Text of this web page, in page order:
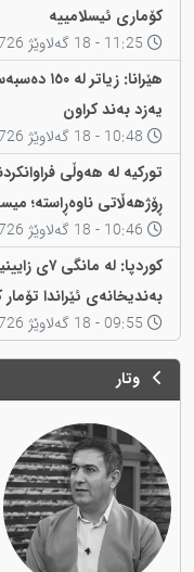
کۆماری ئیسلامییە
هێرانا:
یەزد بەند کراون
تورکیە لە هەوڵی
ڕۆژهەڵاتی ناوەڕاستە؛
بەندیخانەی ئێراندا تۆمار
وتار